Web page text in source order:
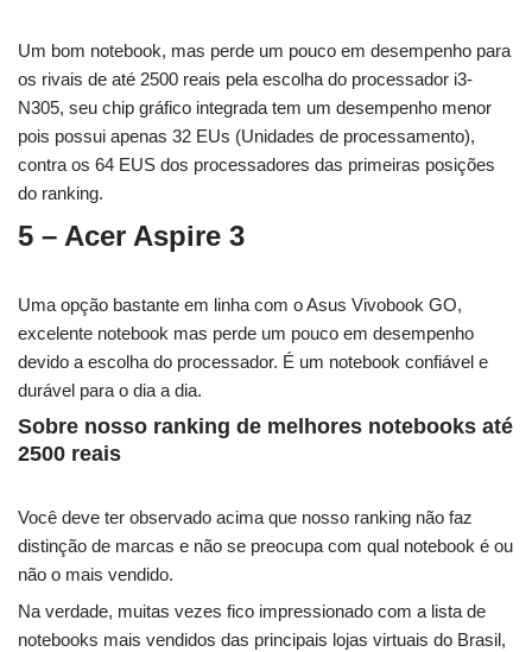
Um bom notebook, mas perde um pouco em desempenho para
os rivais de até 2500 reais pela escolha do processador i3-
N305, seu chip gráfico integrada tem um desempenho menor
pois possui apenas 32 EUs (Unidades de processamento),
contra os 64 EUS dos processadores das primeiras posições
do ranking.
5 – Acer Aspire 3
Uma opção bastante em linha com o Asus Vivobook GO,
excelente notebook mas perde um pouco em desempenho
devido a escolha do processador. É um notebook confiável e
durável para o dia a dia.
Sobre nosso ranking de melhores notebooks até
2500 reais
Você deve ter observado acima que nosso ranking não faz
distinção de marcas e não se preocupa com qual notebook é ou
não o mais vendido.
Na verdade, muitas vezes fico impressionado com a lista de
notebooks mais vendidos das principais lojas virtuais do Brasil,